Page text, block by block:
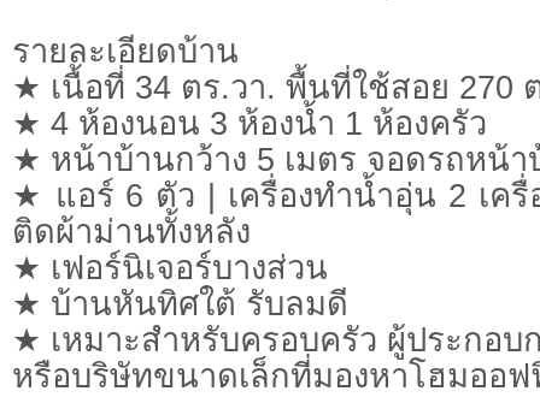
รายละเอียดบ้าน
★ เนื้อที่ 34 ตร.วา. พื้นที่ใช้สอย 270
★ 4 ห้องนอน 3 ห้องน้ำ 1 ห้องครัว
★ หน้าบ้านกว้าง 5 เมตร จอดรถหน้
★ แอร์ 6 ตัว | เครื่องทำน้ำอุ่น 2 เครื่
ติดผ้าม่านทั้งหลัง
★ เฟอร์นิเจอร์บางส่วน
★ บ้านหันทิศใต้ รับลมดี
★ เหมาะสำหรับครอบครัว ผู้ประกอบ
หรือบริษัทขนาดเล็กที่มองหาโฮมออ